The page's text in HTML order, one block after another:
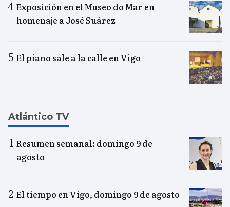
Exposición en el Museo do Mar en
homenaje a José Suárez
El piano sale a la calle en Vigo
Atlántico TV
Resumen semanal: domingo 9 de
agosto
El tiempo en Vigo, domingo 9 de agosto